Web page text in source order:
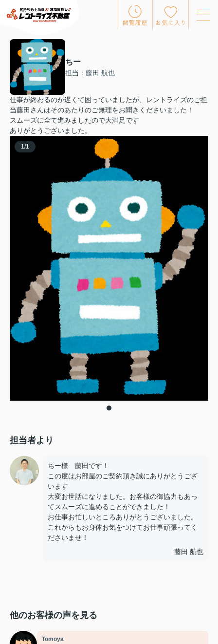
閲覧履歴 お気に入り
ちー
担当：藤田 航也
仕事が終わるのが遅くて困っていましたが、レントライズのご担
当藤田さんはそのあたりのご無理をお聞きくださいました！
スムーズに全て進みましたので大満足です
ありがとうございました。
1 /1
担当者より
ちー様 藤田です！
この度はお部屋のご契約頂き誠にありがとうござ
います
大変お世話になりました。お客様の御協力もあっ
てスムーズに進めることができました！
お仕事お忙しいところありがとうございました。
これからもお身体お気をつけてお仕事頑張ってく
ださいませ！
藤田 航也
他のお客様の声を見る
Tomoya